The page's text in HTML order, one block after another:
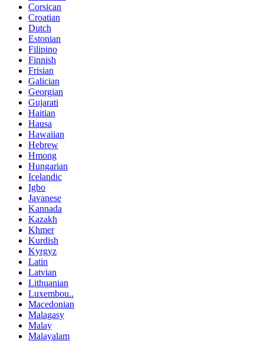
Corsican
Croatian
Dutch
Estonian
Filipino
Finnish
Frisian
Galician
Georgian
Gujarati
Haitian
Hausa
Hawaiian
Hebrew
Hmong
Hungarian
Icelandic
Igbo
Javanese
Kannada
Kazakh
Khmer
Kurdish
Kyrgyz
Latin
Latvian
Lithuanian
Luxembou..
Macedonian
Malagasy
Malay
Malayalam